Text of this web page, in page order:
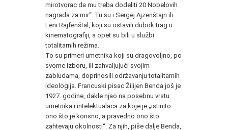
mirotvorac da mu treba dodeliti 20 Nobelovih
nagrada za mir“. Tu su i Sergej Ajzenštajn ili
Leni Rajfenštal, koji su ostavili dubok trag u
kinematografiji, a opet su bili u službi
totalitarnih režima.
To su primeri umetnika koji su dragovoljno, po
svome izboru, ili zahvaljujući svojim
zabludama, doprinosili održavanju totalitarnih
ideologija. Francuski pisac Žilijen Benda još je
1927. godine, dakle njao na posebnu vrstu
umetnika i intelektualaca za koje je „istinito
ono što je korisno, a pravedno ono što
zahtevaju okolnosti“. Za njih, piše dalje Benda,